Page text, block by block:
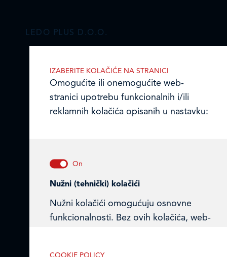
LEDO PLUS D.O.O.
10000 Zagreb, Hrvatska
TEL: +385 (0)1 2385 555
ledo@ledo.hr
Prodajni centri
Ledo u inozemstvu
Obavijest o Privatnosti i Kolačići
COOKIE POLICY
IZABERITE KOLAČIĆE NA STRANICI
Omogućite ili onemogućite web-
stranici upotrebu funkcionalnih i/ili
reklamnih kolačića opisanih u nastavku:
Nužni (tehnički) kolačići
Nužni kolačići omogućuju osnovne
funkcionalnosti. Bez ovih kolačića, web-